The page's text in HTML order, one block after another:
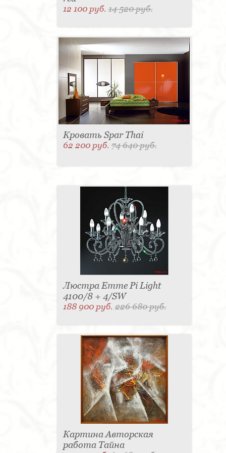
12 100 руб.14 520 руб.
Кровать Spar Thai
62 200 руб.74 640 руб.
Люстра Emme Pi Light
4100/8 + 4/SW
188 900 руб.226 680 руб.
Картина Авторская
работа Тайна